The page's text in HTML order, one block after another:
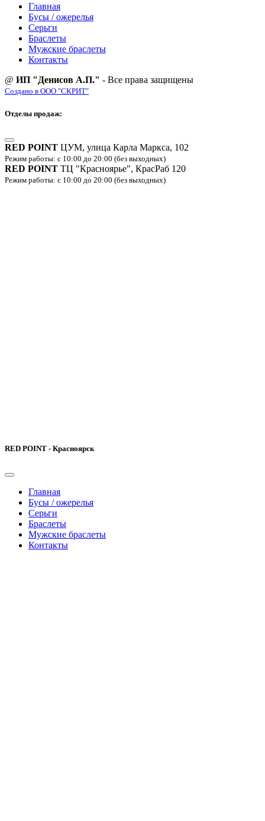
Главная
Бусы / ожерелья
Серьги
Браслеты
Мужские браслеты
Контакты
@ ИП "Денисов А.П." - Все права защищены
Создано в ООО "СКРИТ"
Отделы продаж:
RED POINT ЦУМ, улица Карла Маркса, 102
Режим работы: с 10:00 до 20:00 (без выходных)
RED POINT ТЦ "Красноярье", КрасРаб 120
Режим работы: с 10:00 до 20:00 (без выходных)
RED POINT - Красноярск
Главная
Бусы / ожерелья
Серьги
Браслеты
Мужские браслеты
Контакты